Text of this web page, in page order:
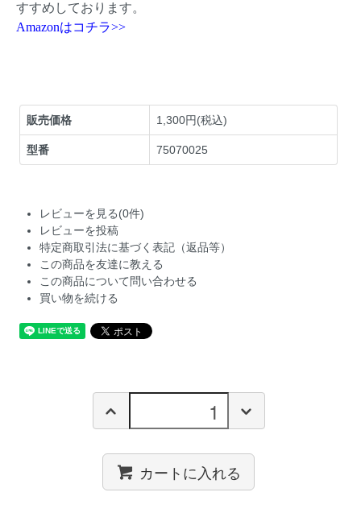
すすめしております。
Amazonはコチラ>>
販売価格 1,300円(税込)
型番 75070025
レビューを見る(0件)
レビューを投稿
特定商取引法に基づく表記（返品等）
この商品を友達に教える
この商品について問い合わせる
買い物を続ける
カートに入れる